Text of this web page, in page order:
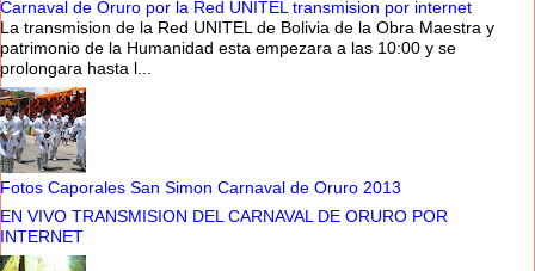
Carnaval de Oruro por la Red UNITEL transmision por internet
La transmision de la Red UNITEL de Bolivia de la Obra Maestra y
patrimonio de la Humanidad esta empezara a las 10:00 y se
prolongara hasta l...
Fotos Caporales San Simon Carnaval de Oruro 2013
EN VIVO TRANSMISION DEL CARNAVAL DE ORURO POR
INTERNET